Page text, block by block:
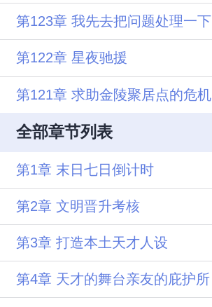
第123章 我先去把问题处理一下
第122章 星夜驰援
第121章 求助金陵聚居点的危机
全部章节列表
第1章 末日七日倒计时
第2章 文明晋升考核
第3章 打造本土天才人设
第4章 天才的舞台亲友的庇护所